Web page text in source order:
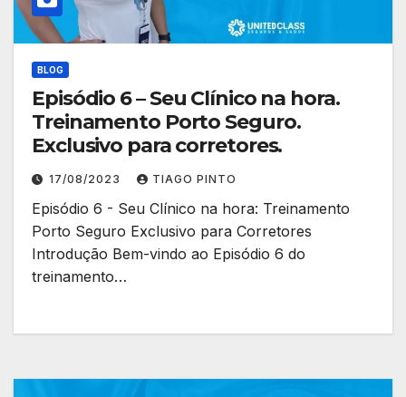
BLOG
Episódio 6 – Seu Clínico na hora.
Treinamento Porto Seguro.
Exclusivo para corretores.
17/08/2023 TIAGO PINTO
Episódio 6 - Seu Clínico na hora: Treinamento
Porto Seguro Exclusivo para Corretores
Introdução Bem-vindo ao Episódio 6 do
treinamento…